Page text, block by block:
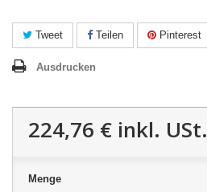
Tweet Teilen Pinterest
Ausdrucken
224,76 € inkl. USt.
Menge